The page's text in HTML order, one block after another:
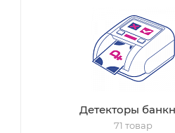
Детекторы
71 товар